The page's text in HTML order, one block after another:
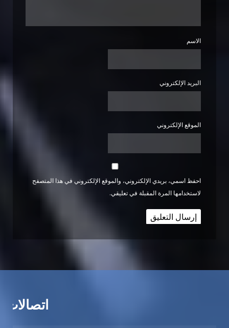
الاسم
البريد الإلكتروني
الموقع الإلكتروني
احفظ اسمي، بريدي الإلكتروني، والموقع الإلكتروني في هذا المتصفح
لاستخدامها المرة المقبلة في تعليقي.
اتصالات